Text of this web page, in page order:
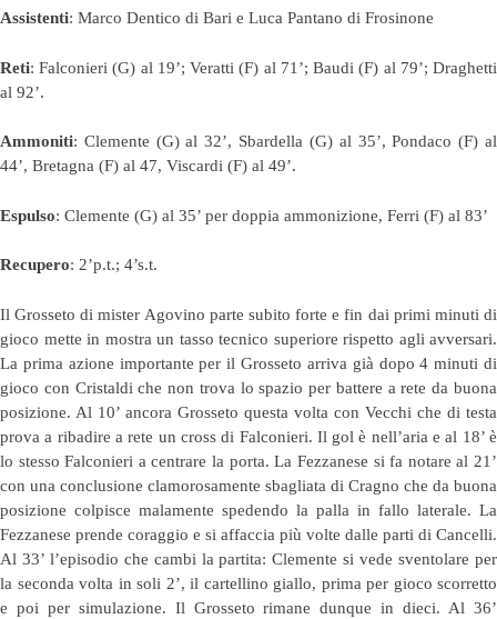
Assistenti: Marco Dentico di Bari e Luca Pantano di Frosinone
Reti: Falconieri (G) al 19’; Veratti (F) al 71’; Baudi (F) al 79’; Draghetti
al 92’.
Ammoniti: Clemente (G) al 32’, Sbardella (G) al 35’, Pondaco (F) al
44’, Bretagna (F) al 47, Viscardi (F) al 49’.
Espulso: Clemente (G) al 35’ per doppia ammonizione, Ferri (F) al 83’
Recupero: 2’p.t.; 4’s.t.
Il Grosseto di mister Agovino parte subito forte e fin dai primi minuti di
gioco mette in mostra un tasso tecnico superiore rispetto agli avversari.
La prima azione importante per il Grosseto arriva già dopo 4 minuti di
gioco con Cristaldi che non trova lo spazio per battere a rete da buona
posizione. Al 10’ ancora Grosseto questa volta con Vecchi che di testa
prova a ribadire a rete un cross di Falconieri. Il gol è nell’aria e al 18’ è
lo stesso Falconieri a centrare la porta. La Fezzanese si fa notare al 21’
con una conclusione clamorosamente sbagliata di Cragno che da buona
posizione colpisce malamente spedendo la palla in fallo laterale. La
Fezzanese prende coraggio e si affaccia più volte dalle parti di Cancelli.
Al 33’ l’episodio che cambi la partita: Clemente si vede sventolare per
la seconda volta in soli 2’, il cartellino giallo, prima per gioco scorretto
e poi per simulazione. Il Grosseto rimane dunque in dieci. Al 36’